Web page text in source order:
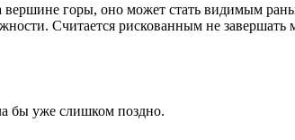
горы, оно может стать видимым
Считается рискованным не завершать
бы уже слишком поздно.